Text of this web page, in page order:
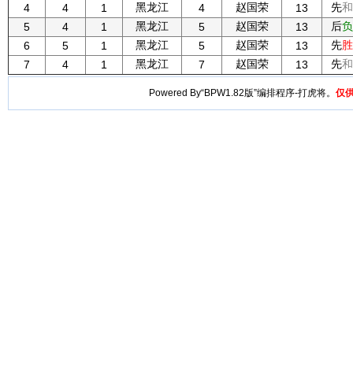
4
4 1 黑龙江 4 赵国荣 13 先和
5
4 1 黑龙江 5 赵国荣 13 后负
6
5 1 黑龙江 5 赵国荣 13 先胜
7
4 1 黑龙江 7 赵国荣 13 先和
Powered By“BPW1.82版”编排程序-打虎将。 仅